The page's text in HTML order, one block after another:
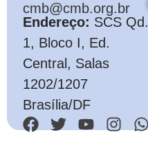
cmb@cmb.org.br
Endereço: SCS Qd.
1, Bloco I, Ed.
Central, Salas
1202/1207
Brasília/DF